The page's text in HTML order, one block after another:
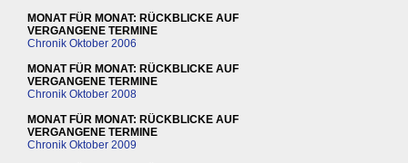
MONAT FÜR MONAT: RÜCKBLICKE AUF
VERGANGENE TERMINE
Chronik Oktober 2006
MONAT FÜR MONAT: RÜCKBLICKE AUF
VERGANGENE TERMINE
Chronik Oktober 2008
MONAT FÜR MONAT: RÜCKBLICKE AUF
VERGANGENE TERMINE
Chronik Oktober 2009